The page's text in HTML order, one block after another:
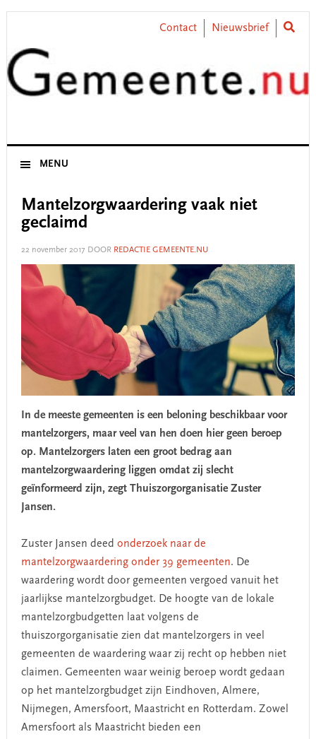
Skip
primary
navigation
Skip
content
Skip
primary
sidebar
Skip
footer
Contact Nieuwsbrief
MENU
Mantelzorgwaardering vaak niet
geclaimd
22 november 2017 DOOR REDACTIE GEMEENTE.NU
In de meeste gemeenten is een beloning beschikbaar voor
mantelzorgers, maar veel van hen doen hier geen beroep
op. Mantelzorgers laten een groot bedrag aan
mantelzorgwaardering liggen omdat zij slecht
geïnformeerd zijn, zegt Thuiszorgorganisatie Zuster
Jansen.
Zuster Jansen deed onderzoek naar de
mantelzorgwaardering onder 39 gemeenten. De
waardering wordt door gemeenten vergoed vanuit het
jaarlijkse mantelzorgbudget. De hoogte van de lokale
mantelzorgbudgetten laat volgens de
thuiszorgorganisatie zien dat mantelzorgers in veel
gemeenten de waardering waar zij recht op hebben niet
claimen. Gemeenten waar weinig beroep wordt gedaan
op het mantelzorgbudget zijn Eindhoven, Almere,
Nijmegen, Amersfoort, Maastricht en Rotterdam. Zowel
Amersfoort als Maastricht bieden een